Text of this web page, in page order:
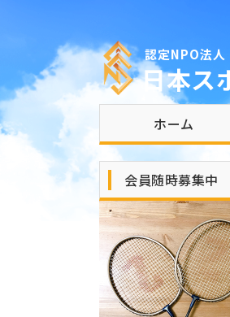
認定NPO法人
日本ス
ホーム
会員随時募集中